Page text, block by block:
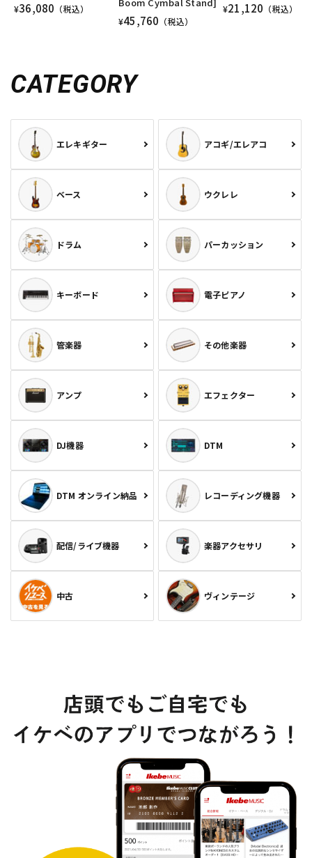
¥36,080 （税込）
¥45,760 （税込）
¥21,120 （税込）
CATEGORY
エレキギター アコギ/エレアコ
ベース ウクレレ
ドラム パーカッション
キーボード 電子ピアノ
管楽器 その他楽器
アンプ エフェクター
DJ機器 DTM
DTM オンライン納品 レコーディング機器
配信/ライブ機器 楽器アクセサリ
中古 ヴィンテージ